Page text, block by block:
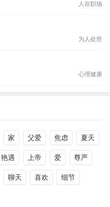
人在职场
为人处世
心理健康
家 父爱 焦虑 夏天
艳遇 上帝 爱 尊严
聊天 喜欢 细节